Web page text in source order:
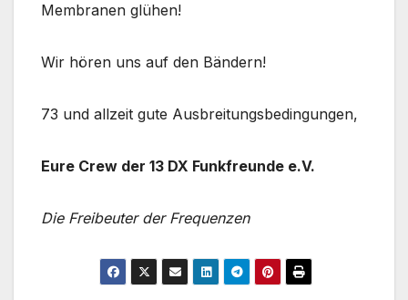
Membranen glühen!
Wir hören uns auf den Bändern!
73 und allzeit gute Ausbreitungsbedingungen,
Eure Crew der 13 DX Funkfreunde e.V.
Die Freibeuter der Frequenzen